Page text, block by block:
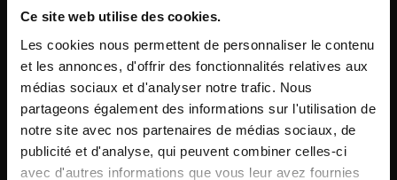
Ce site web utilise des cookies.
Les cookies nous permettent de personnaliser le contenu
et les annonces, d'offrir des fonctionnalités relatives aux
médias sociaux et d'analyser notre trafic. Nous
partageons également des informations sur l'utilisation de
notre site avec nos partenaires de médias sociaux, de
publicité et d'analyse, qui peuvent combiner celles-ci
avec d'autres informations que vous leur avez fournies